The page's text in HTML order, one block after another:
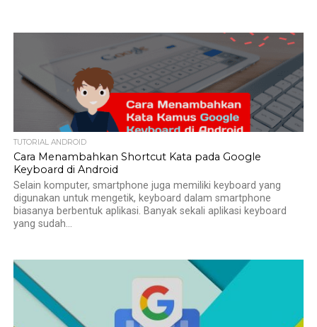
TUTORIAL ANDROID
Cara Menambahkan Shortcut Kata pada Google
Keyboard di Android
Selain komputer, smartphone juga memiliki keyboard yang
digunakan untuk mengetik, keyboard dalam smartphone
biasanya berbentuk aplikasi. Banyak sekali aplikasi keyboard
yang sudah...